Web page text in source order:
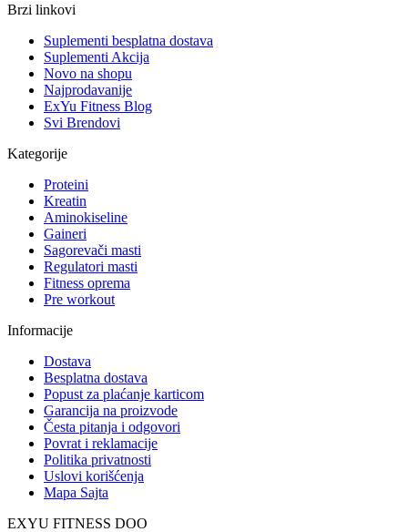
Brzi linkovi
Suplementi besplatna dostava
Suplementi Akcija
Novo na shopu
Najprodavanije
ExYu Fitness Blog
Svi Brendovi
Kategorije
Proteini
Kreatin
Aminokiseline
Gaineri
Sagorevači masti
Regulatori masti
Fitness oprema
Pre workout
Informacije
Dostava
Besplatna dostava
Popust za plaćanje karticom
Garancija na proizvode
Česta pitanja i odgovori
Povrat i reklamacije
Politika privatnosti
Uslovi korišćenja
Mapa Sajta
EXYU FITNESS DOO